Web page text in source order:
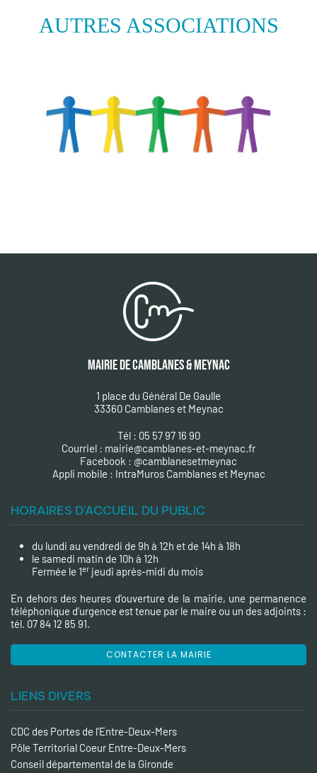
AUTRES ASSOCIATIONS
MAIRIE DE CAMBLANES & MEYNAC
1 place du Général De Gaulle
33360 Camblanes et Meynac
Tél : 05 57 97 16 90
Courriel : mairie@camblanes-et-meynac.fr
Facebook : @camblanesetmeynac
Appli mobile : IntraMuros Camblanes et Meynac
HORAIRES D'ACCUEIL DU PUBLIC
du lundi au vendredi de 9h à 12h et de 14h à 18h
le samedi matin de 10h à 12h
Fermée le 1er jeudi après-midi du mois
En dehors des heures d’ouverture de la mairie, une permanence
téléphonique d'urgence est tenue par le maire ou un des adjoints :
tél. 07 84 12 85 91.
CONTACTER LA MAIRIE
LIENS DIVERS
CDC des Portes de l'Entre-Deux-Mers
Pôle Territorial Coeur Entre-Deux-Mers
Conseil départemental de la Gironde